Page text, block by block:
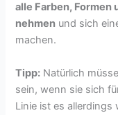
alle Farben, Formen
nehmen und sich
machen.
Tipp: Natürlich
sein, wenn sie sich
Linie ist es allerdings